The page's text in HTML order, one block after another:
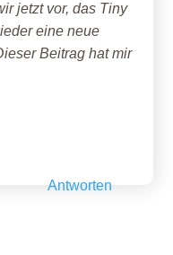
jetzt vor, das Tiny
eine neue
Beitrag hat mir
Antworten